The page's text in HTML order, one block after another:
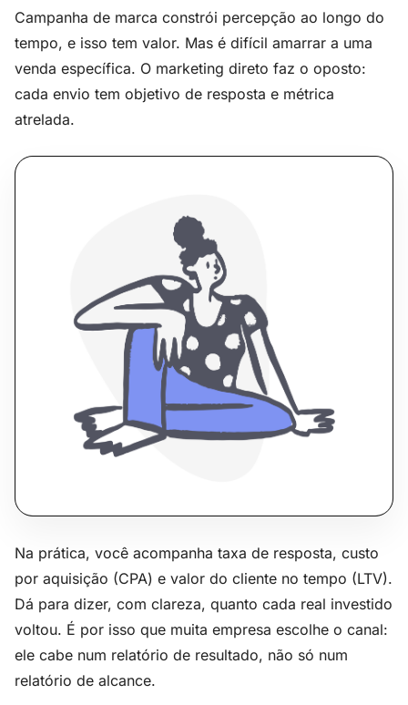
Campanha de marca constrói percepção ao longo do
tempo, e isso tem valor. Mas é difícil amarrar a uma
venda específica. O marketing direto faz o oposto:
cada envio tem objetivo de resposta e métrica
atrelada.
Na prática, você acompanha taxa de resposta, custo
por aquisição (CPA) e valor do cliente no tempo (LTV).
Dá para dizer, com clareza, quanto cada real investido
voltou. É por isso que muita empresa escolhe o canal:
ele cabe num relatório de resultado, não só num
relatório de alcance.